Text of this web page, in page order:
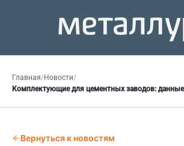
Главная/Новости/
Комплектующие для цементных заводов: данные
Вернуться к новостям